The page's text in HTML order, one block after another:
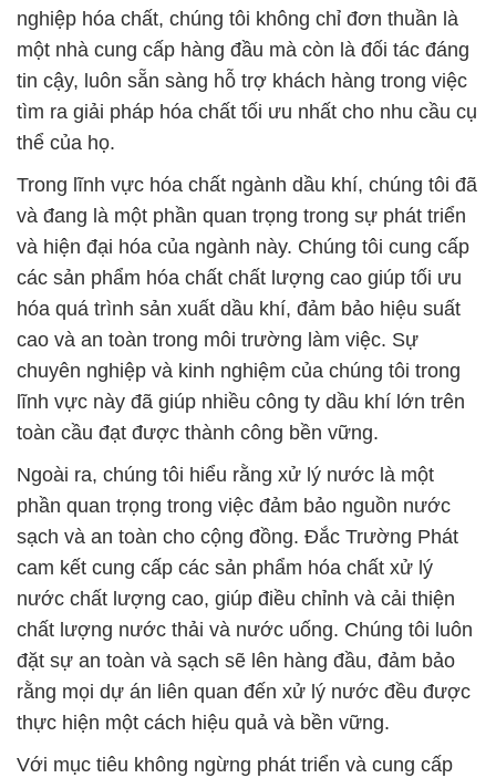
nghiệp hóa chất, chúng tôi không chỉ đơn thuần là
một nhà cung cấp hàng đầu mà còn là đối tác đáng
tin cậy, luôn sẵn sàng hỗ trợ khách hàng trong việc
tìm ra giải pháp hóa chất tối ưu nhất cho nhu cầu cụ
thể của họ.
Trong lĩnh vực hóa chất ngành dầu khí, chúng tôi đã
và đang là một phần quan trọng trong sự phát triển
và hiện đại hóa của ngành này. Chúng tôi cung cấp
các sản phẩm hóa chất chất lượng cao giúp tối ưu
hóa quá trình sản xuất dầu khí, đảm bảo hiệu suất
cao và an toàn trong môi trường làm việc. Sự
chuyên nghiệp và kinh nghiệm của chúng tôi trong
lĩnh vực này đã giúp nhiều công ty dầu khí lớn trên
toàn cầu đạt được thành công bền vững.
Ngoài ra, chúng tôi hiểu rằng xử lý nước là một
phần quan trọng trong việc đảm bảo nguồn nước
sạch và an toàn cho cộng đồng. Đắc Trường Phát
cam kết cung cấp các sản phẩm hóa chất xử lý
nước chất lượng cao, giúp điều chỉnh và cải thiện
chất lượng nước thải và nước uống. Chúng tôi luôn
đặt sự an toàn và sạch sẽ lên hàng đầu, đảm bảo
rằng mọi dự án liên quan đến xử lý nước đều được
thực hiện một cách hiệu quả và bền vững.
Với mục tiêu không ngừng phát triển và cung cấp